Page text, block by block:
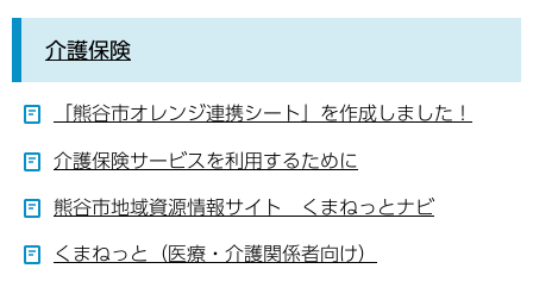
介護保険
「熊谷市オレンジ連携シート」を作成しました！
介護保険サービスを利用するために
熊谷市地域資源情報サイト くまねっとナビ
くまねっと（医療・介護関係者向け）